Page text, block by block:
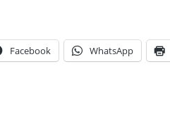
Facebook WhatsApp